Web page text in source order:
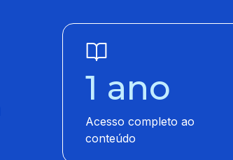
1 ano
Acesso completo ao
conteúdo